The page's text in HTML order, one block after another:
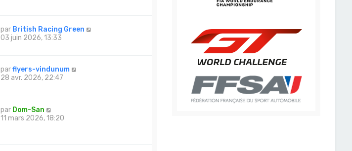
par British Racing Green
03 juin 2026, 13:33
parflyers-vindunum
28 avr. 2026, 22:47
par Dom-San
11 mars 2026, 18:20